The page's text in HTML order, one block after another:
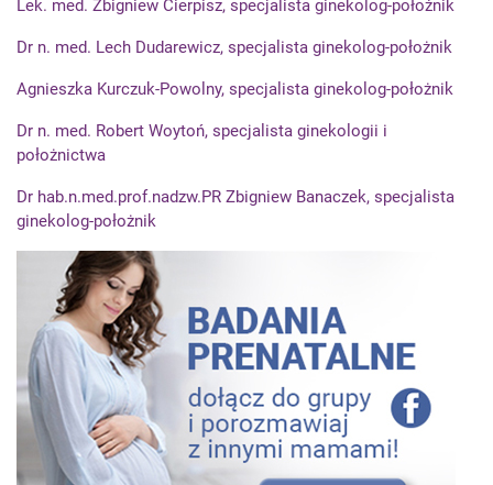
Lek. med. Zbigniew Cierpisz, specjalista ginekolog-położnik
Dr n. med. Lech Dudarewicz, specjalista ginekolog-położnik
Agnieszka Kurczuk-Powolny, specjalista ginekolog-położnik
Dr n. med. Robert Woytoń, specjalista ginekologii i
położnictwa
Dr hab.n.med.prof.nadzw.PR Zbigniew Banaczek, specjalista
ginekolog-położnik